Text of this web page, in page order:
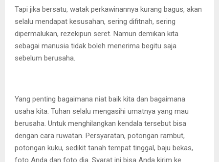
Tapi jika bersatu, watak perkawinannya kurang bagus, akan
selalu mendapat kesusahan, sering difitnah, sering
dipermalukan, rezekipun seret. Namun demikan kita
sebagai manusia tidak boleh menerima begitu saja
sebelum berusaha.
Yang penting bagaimana niat baik kita dan bagaimana
usaha kita. Tuhan selalu mengasihi umatnya yang mau
berusaha. Untuk menghilangkan kendala tersebut bisa
dengan cara ruwatan. Persyaratan, potongan rambut,
potongan kuku, sedikit tanah tempat tinggal, baju bekas,
foto Anda dan foto dia. Syarat ini bisa Anda kirim ke